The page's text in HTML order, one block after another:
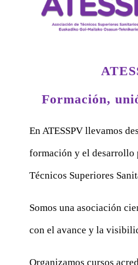
Formación,
En ATESSPV llevamos
formación y el desarrollo
Técnicos Superiores
Somos una asociación
con el avance y la
Organizamos cursos